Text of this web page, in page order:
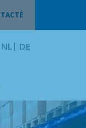
NL DE